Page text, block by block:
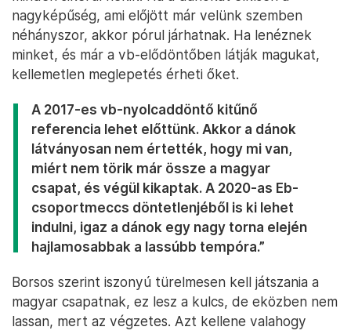
nagyképűség, ami előjött már velünk szemben
néhányszor, akkor pórul járhatnak. Ha lenéznek
minket, és már a vb-elődöntőben látják magukat,
kellemetlen meglepetés érheti őket.
A 2017-es vb-nyolcaddöntő kitűnő
referencia lehet előttünk. Akkor a dánok
látványosan nem értették, hogy mi van,
miért nem törik már össze a magyar
csapat, és végül kikaptak. A 2020-as Eb-
csoportmeccs döntetlenjéből is ki lehet
indulni, igaz a dánok egy nagy torna elején
hajlamosabbak a lassúbb tempóra.”
Borsos szerint iszonyú türelmesen kell játszania a
magyar csapatnak, ez lesz a kulcs, de eközben nem
lassan, mert az végzetes. Azt kellene valahogy